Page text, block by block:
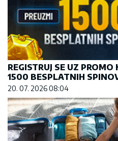
REGISTRUJ SE UZ
1500 BESPLATNIH
20. 07. 2026 08:04